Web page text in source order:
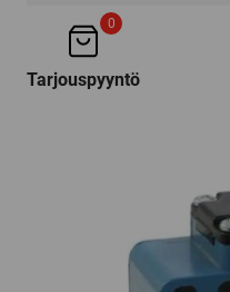
0
Tarjouspyyntö